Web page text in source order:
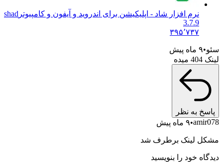
نرم افزار شاد - اپلیکیشن برای اندروید و آیفون و کامپیوتر shad
3.7.9
۳۹۵٬۷۳۷
سئو ۹ ماه پیش
لینک 404 میده
پاسخ به نظر
amir078 ۹ ماه پیش
مشکل لینک برطرف شد
دیدگاه خود را بنویسید